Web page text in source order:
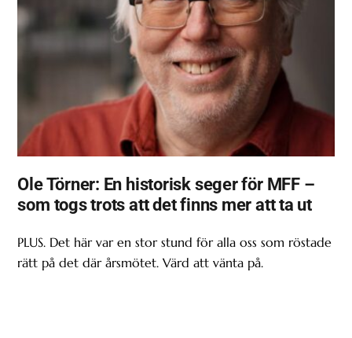
Ole Törner: En historisk seger för MFF –
som togs trots att det finns mer att ta ut
PLUS. Det här var en stor stund för alla oss som röstade
rätt på det där årsmötet. Värd att vänta på.